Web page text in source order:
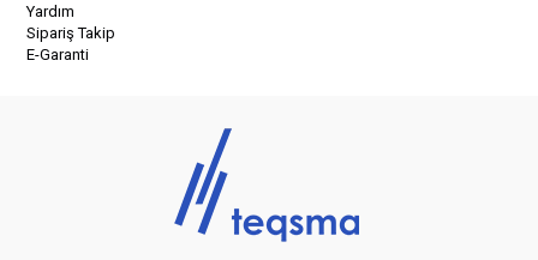
Yardım
Sipariş Takip
E-Garanti